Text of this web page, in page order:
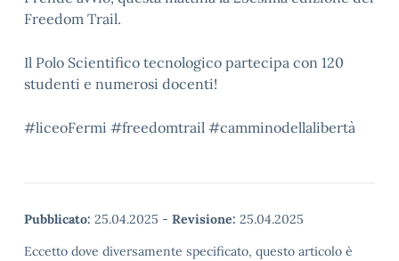
Freedom Trail.
Il Polo Scientifico tecnologico partecipa con 120
studenti e numerosi docenti!
#liceoFermi #freedomtrail #camminodellalibertà
Pubblicato: 25.04.2025 - Revisione: 25.04.2025
Eccetto dove diversamente specificato, questo articolo è